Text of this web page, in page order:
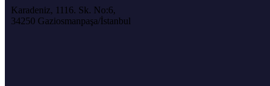
Karadeniz, 1116. Sk. No:6,
34250 Gaziosmanpaşa/İstanbul